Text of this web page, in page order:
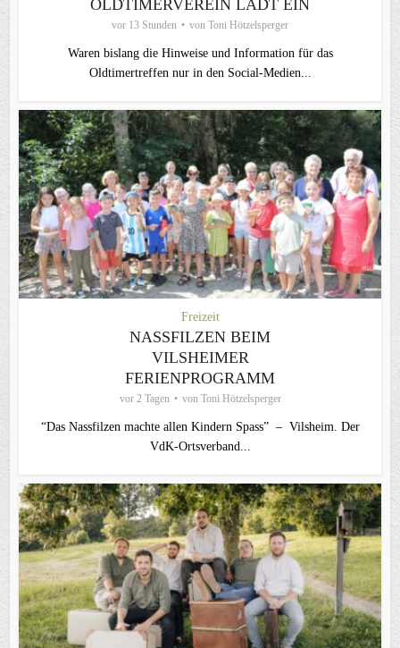
OLDTIMERVEREIN LÄDT EIN
vor 13 Stunden von Toni Hötzelsperger
Waren bislang die Hinweise und Information für das
Oldtimertreffen nur in den Social-Medien...
Freizeit
NASSFILZEN BEIM
VILSHEIMER
FERIENPROGRAMM
vor 2 Tagen von Toni Hötzelsperger
“Das Nassfilzen machte allen Kindern Spass” – Vilsheim. Der
VdK-Ortsverband...